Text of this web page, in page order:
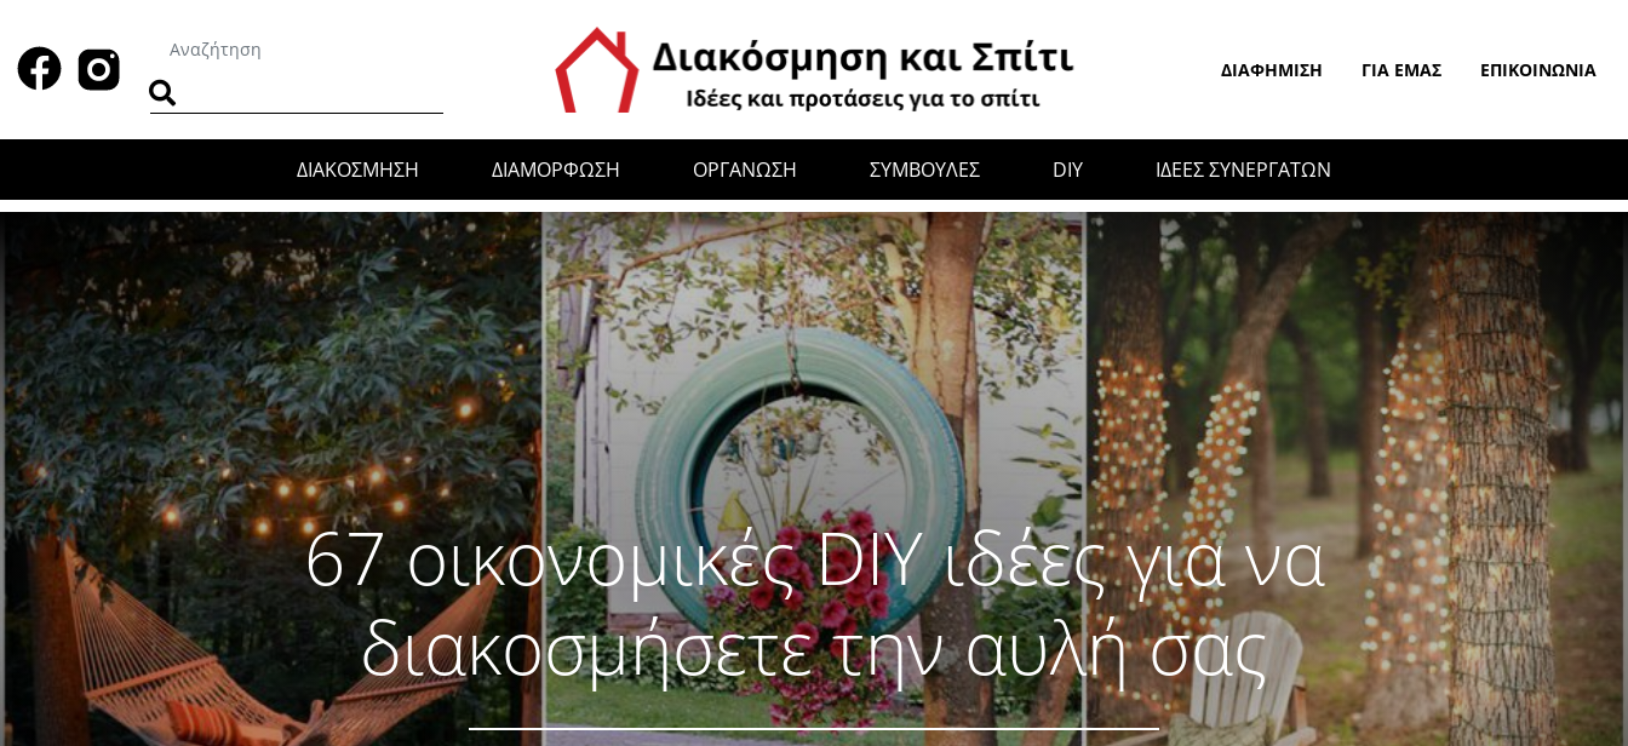
ΔΙΑΦΉΜΙΣΗ ΓΙΑ ΕΜΆΣ ΕΠΙΚΟΙΝΩΝΊΑ
ΔΙΑΚΟΣΜΗΣΗ ΔΙΑΜΟΡΦΩΣΗ ΟΡΓΑΝΩΣΗ ΣΥΜΒΟΥΛΕΣ DIY ΙΔΕΕΣ ΣΥΝΕΡΓΑΤΩΝ
67 οικονομικές DIY ιδέες για να
διακοσμήσετε την αυλή σας